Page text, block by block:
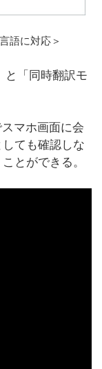
語に対応＞
と「同時翻訳モ
マホ画面に会
ても確認しな
とができる。